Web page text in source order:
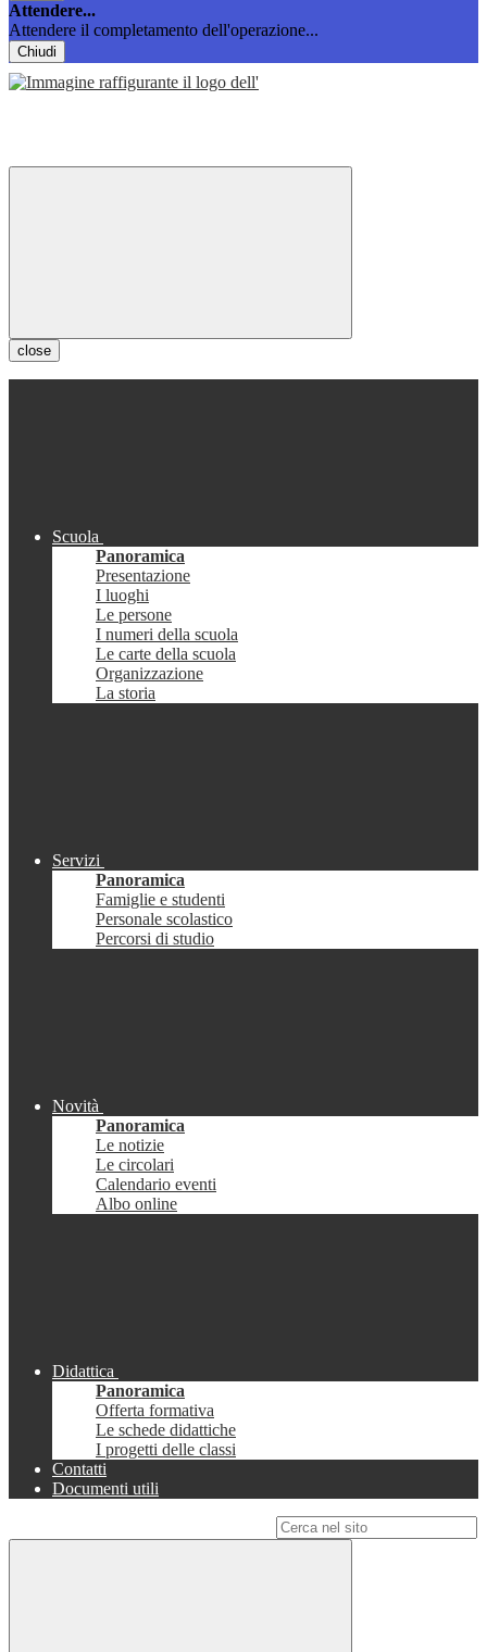
Attendere...
Attendere il completamento dell'operazione...
Chiudi
close
Scuola
Panoramica
Presentazione
I luoghi
Le persone
I numeri della scuola
Le carte della scuola
Organizzazione
La storia
Servizi
Panoramica
Famiglie e studenti
Personale scolastico
Percorsi di studio
Novità
Panoramica
Le notizie
Le circolari
Calendario eventi
Albo online
Didattica
Panoramica
Offerta formativa
Le schede didattiche
I progetti delle classi
Contatti
Documenti utili